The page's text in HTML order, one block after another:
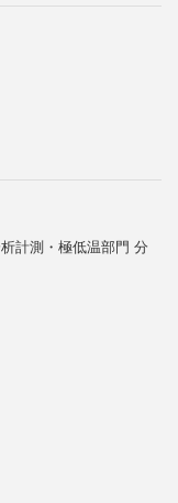
計測・極低温部門 分